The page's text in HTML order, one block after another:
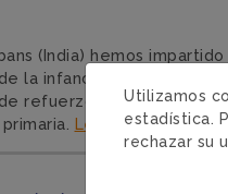
(India) hemos
la infancia a maestros
refuerzo escolar, en el
Leer más
Utilizamos
estadística.
rechazar su